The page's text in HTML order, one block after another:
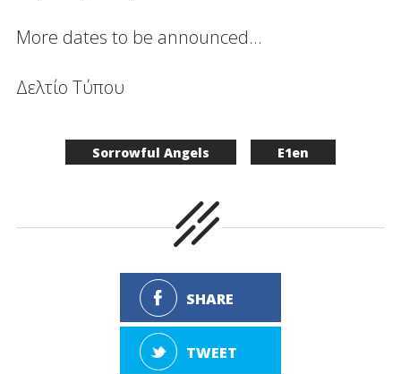
More dates to be announced...
Δελτίο Τύπου
Sorrowful Angels E1en
SHARE
TWEET